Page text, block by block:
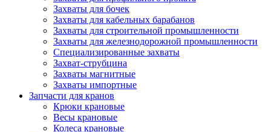
Захваты для бочек
Захваты для кабельных барабанов
Захваты для строительной промышленности
Захваты для железнодорожной промышленности
Специализированные захваты
Захват-струбцина
Захваты магнитные
Захваты импортные
Запчасти для кранов
Крюки крановые
Весы крановые
Колеса крановые